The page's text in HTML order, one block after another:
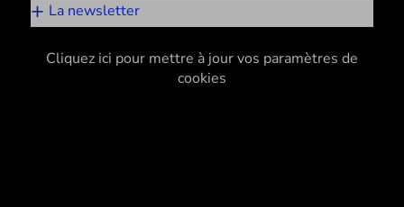
La newsletter
Cliquez ici pour mettre à jour vos paramètres de
cookies